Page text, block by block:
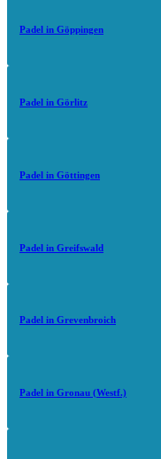
Padel in Göppingen
Padel in Görlitz
Padel in Göttingen
Padel in Greifswald
Padel in Grevenbroich
Padel in Gronau (Westf.)